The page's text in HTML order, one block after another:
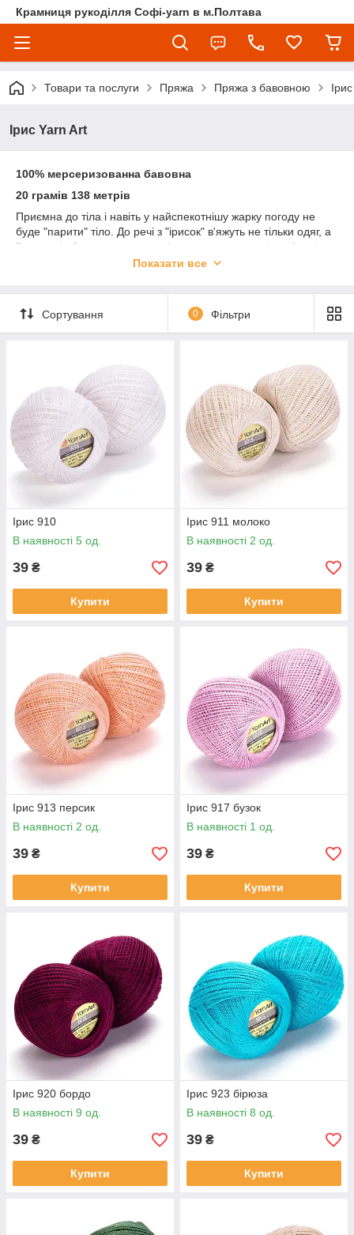
Крамниця рукоділля Софі-yarn в м.Полтава
Товари та послуги Пряжа Пряжа з бавовною
Ірис Yarn Art
100% мерсеризованна бавовна
20 грамів 138 метрів
Приємна до тіла і навіть у найспекотнішу жарку погоду не
буде "парити" тіло. До речі з "ірисок" в'яжуть не тільки одяг, а
й головні убори, купальники, іграшки, предмети інтер'єру і
навіть вплітають у коси.
фактичного кольору і відтінку пряжі з-за індивідуальних
налаштувань вашого монітора і в залежності від партії.
Показати все
Сортування 0 Фільтри
Ірис 910
В наявності 5 од.
39 ₴
Купити
Ірис 911 молоко
В наявності 2 од.
39 ₴
Купити
Ірис 913 персик
В наявності 2 од.
39 ₴
Купити
Ірис 917 бузок
В наявності 1 од.
39 ₴
Купити
Ірис 920 бордо
В наявності 9 од.
39 ₴
Купити
Ірис 923 бірюза
В наявності 8 од.
39 ₴
Купити